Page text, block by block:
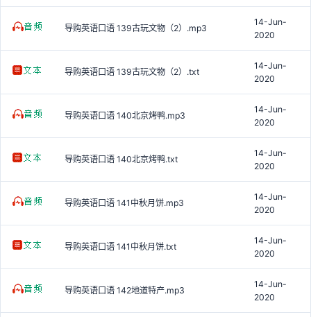
导购英语口语 139古玩文物（2）.mp3
14-Jun-
2020
导购英语口语 139古玩文物（2）.txt
14-Jun-
2020
导购英语口语 140北京烤鸭.mp3
14-Jun-
2020
导购英语口语 140北京烤鸭.txt
14-Jun-
2020
导购英语口语 141中秋月饼.mp3
14-Jun-
2020
导购英语口语 141中秋月饼.txt
14-Jun-
2020
导购英语口语 142地道特产.mp3
14-Jun-
2020